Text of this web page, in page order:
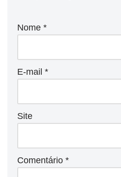
Nome *
E-mail *
Site
Comentário *